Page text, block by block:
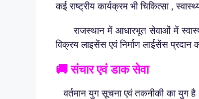
कई राष्ट्रीय कार्यक्रम भी चिकित्सा ,
राजस्थान में आधारभूत सेवाओं में
विक्रय लाइसेंस एवं निर्माण लाईसेंस प्रदान
🚚 संचार एवं डाक सेवा
वर्तमान युग सूचना एवं तकनीकी का युग